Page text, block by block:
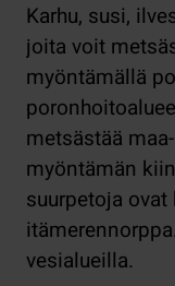
Karhu, susi,
joita voit
myöntämällä
metsästää
myöntämän
suurpetoja
vesialueilla.